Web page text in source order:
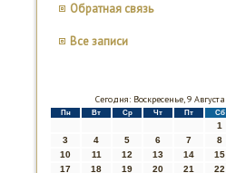
Обратная связь
Все записи
Сегодня: Воскресенье, 9 Августа
Пн Вт Ср Чт Пт Сб
1
3
4 5 6 7 8
10
11 12 13 14 15
17
18 19 20 21 22